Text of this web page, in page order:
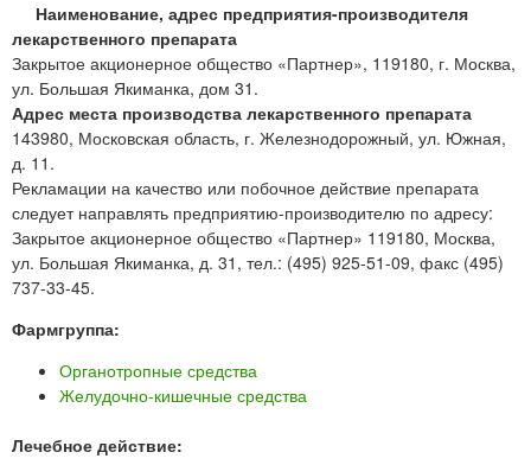
Наименование, адрес предприятия-производителя
лекарственного препарата
Закрытое акционерное общество «Партнер», 119180, г. Москва,
ул. Большая Якиманка, дом 31.
Адрес места производства лекарственного препарата
143980, Московская область, г. Железнодорожный, ул. Южная,
д. 11.
Рекламации на качество или побочное действие препарата
следует направлять предприятию-производителю по адресу:
Закрытое акционерное общество «Партнер» 119180, Москва,
ул. Большая Якиманка, д. 31, тел.: (495) 925-51-09, факс (495)
737-33-45.
Фармгруппа:
Органотропные средства
Желудочно-кишечные средства
Лечебное действие: